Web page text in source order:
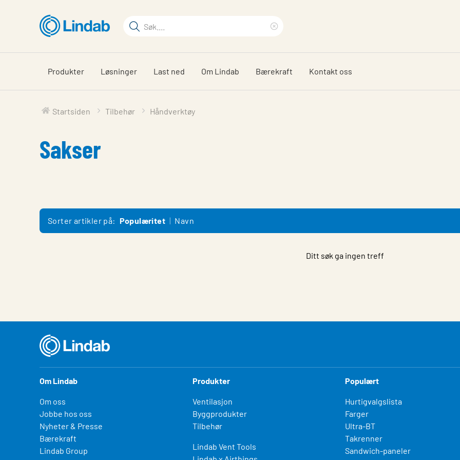
hovedinnhold
Søkeord
på
siden
search
phrase
Produkter Løsninger Last ned Om Lindab Bærekraft Kontakt oss
Startsiden Tilbehør Håndverktøy
Sakser
Sorter artikler på: Populæritet Navn
Ditt søk ga ingen treff
Om Lindab
Om oss
Jobbe hos oss
Nyheter & Presse
Bærekraft
Lindab Group
Produkter
Ventilasjon
Byggprodukter
Tilbehør
Lindab Vent Tools
Populært
Hurtigvalgslista
Farger
Ultra-BT
Takrenner
Sandwich-paneler